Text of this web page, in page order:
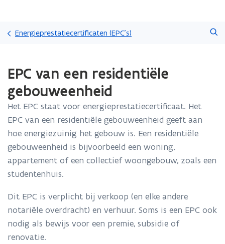
en
naar
gaan
Energieprestatiecertificaten (EPC's)
met
laden.
bevindt
zich
op:
EPC
van
een
residentiële
gebouweenheid
EPC van een residentiële
gebouweenheid
Het EPC staat voor energieprestatiecertificaat. Het
EPC van een residentiële gebouweenheid geeft aan
hoe energiezuinig het gebouw is. Een residentiële
gebouweenheid is bijvoorbeeld een woning,
appartement of een collectief woongebouw, zoals een
studentenhuis.
Dit EPC is verplicht bij verkoop (en elke andere
notariële overdracht) en verhuur. Soms is een EPC ook
nodig als bewijs voor een premie, subsidie of
renovatie.